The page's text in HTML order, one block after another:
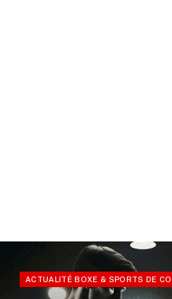
ACTUALITÉ BOXE & SPORTS DE